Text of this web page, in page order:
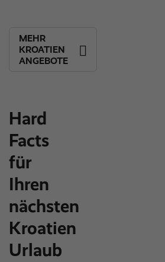
MEHR
KROATIEN
ANGEBOTE
Hard
Facts
für
Ihren
nächsten
Kroatien
Urlaub